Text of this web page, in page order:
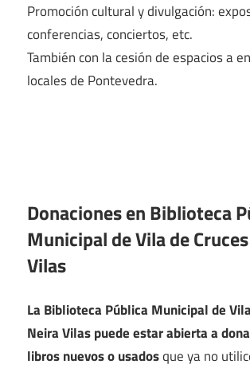
Promoción cultural y divulgación:
conferencias, conciertos, etc.
También con la cesión de espacios a
locales de Pontevedra.
Donaciones en Biblioteca
Municipal de Vila de
Vilas
La Biblioteca Pública Municipal de
Neira Vilas puede estar abierta a
libros nuevos o usadosque ya no